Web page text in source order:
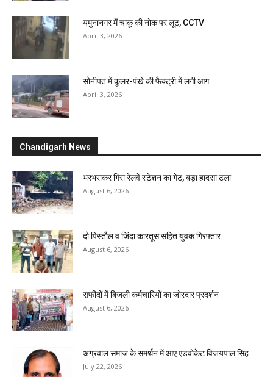
यमुनानगर में चाकू की नोक पर लूट, CCTV
April 3, 2026
सोनीपत में कूलर-पंखे की फैक्ट्री में लगी आग
April 3, 2026
Chandigarh News
भरभराकर गिरा रेलवे स्टेशन का गेट, बड़ा हादसा टला
August 6, 2026
दो पिस्तौल व जिंदा कारतूस सहित युवक गिरफ्तार
August 6, 2026
सफीदों में बिजली कर्मचारियों का जोरदार प्रदर्शन
August 6, 2026
अग्रवाल समाज के समर्थन में आए एडवोकेट विजयपाल सिंह
July 22, 2026